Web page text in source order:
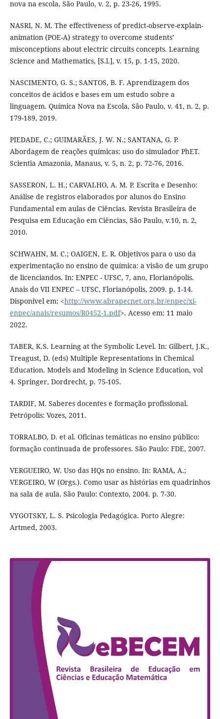
nova na escola, São Paulo, v. 2, p. 23-26, 1995.
NASRI, N. M. The effectiveness of predict-observe-explain-
animation (POE-A) strategy to overcome students’
misconceptions about electric circuits concepts. Learning
Science and Mathematics, [S.l.], v. 15, p. 1-15, 2020.
NASCIMENTO, G. S.; SANTOS, B. F. Aprendizagem dos
conceitos de ácidos e bases em um estudo sobre a
linguagem. Química Nova na Escola, São Paulo, v. 41, n. 2, p.
179-189, 2019.
PIEDADE, C.; GUIMARÃES, J. W. N.; SANTANA, G. P.
Abordagem de reações químicas: uso do simulador PhET.
Scientia Amazonia, Manaus, v. 5, n. 2, p. 72-76, 2016.
SASSERON, L. H.; CARVALHO, A. M. P. Escrita e Desenho:
Análise de registros elaborados por alunos do Ensino
Fundamental em aulas de Ciências. Revista Brasileira de
Pesquisa em Educação em Ciências, São Paulo, v.10, n. 2,
2010.
SCHWAHN, M. C.; OAIGEN, E. R. Objetivos para o uso da
experimentação no ensino de química: a visão de um grupo
de licenciandos. In: ENPEC - UFSC, 7, ano, Florianópolis.
Anais do VII ENPEC – UFSC, Florianópolis, 2009. p. 1-14.
Disponível em: <http://www.abrapecnet.org.br/enpec/xi-
enpec/anais/resumos/R0452-1.pdf>. Acesso em: 11 maio
2022.
TABER, K.S. Learning at the Symbolic Level. In: Gilbert, J.K.,
Treagust, D. (eds) Multiple Representations in Chemical
Education. Models and Modeling in Science Education, vol
4. Springer, Dordrecht, p. 75-105.
TARDIF, M. Saberes docentes e formação profissional.
Petrópolis: Vozes, 2011.
TORRALBO, D. et al. Oficinas temáticas no ensino público:
formação continuada de professores. São Paulo: FDE, 2007.
VERGUEIRO, W. Uso das HQs no ensino. In: RAMA, A.;
VERGEIRO, W (Orgs.). Como usar as histórias em quadrinhos
na sala de aula. São Paulo: Contexto, 2004. p. 7-30.
VYGOTSKY, L. S. Psicologia Pedagógica. Porto Alegre:
Artmed, 2003.